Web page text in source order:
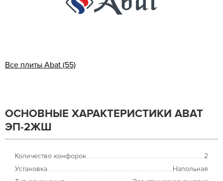
Все плиты Abat (55)
ОСНОВНЫЕ ХАРАКТЕРИСТИКИ ABAT
ЭП-2ЖШ
Количество конфорок
2
Установка
Напольная